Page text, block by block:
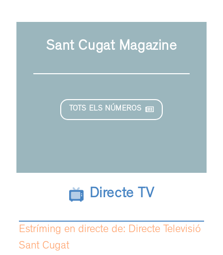
Sant Cugat Magazine
TOTS ELS NÚMEROS
Directe TV
Estríming en directe de: Directe Televisió
Sant Cugat